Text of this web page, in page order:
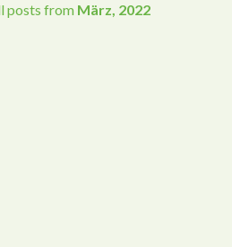
posts from März, 2022